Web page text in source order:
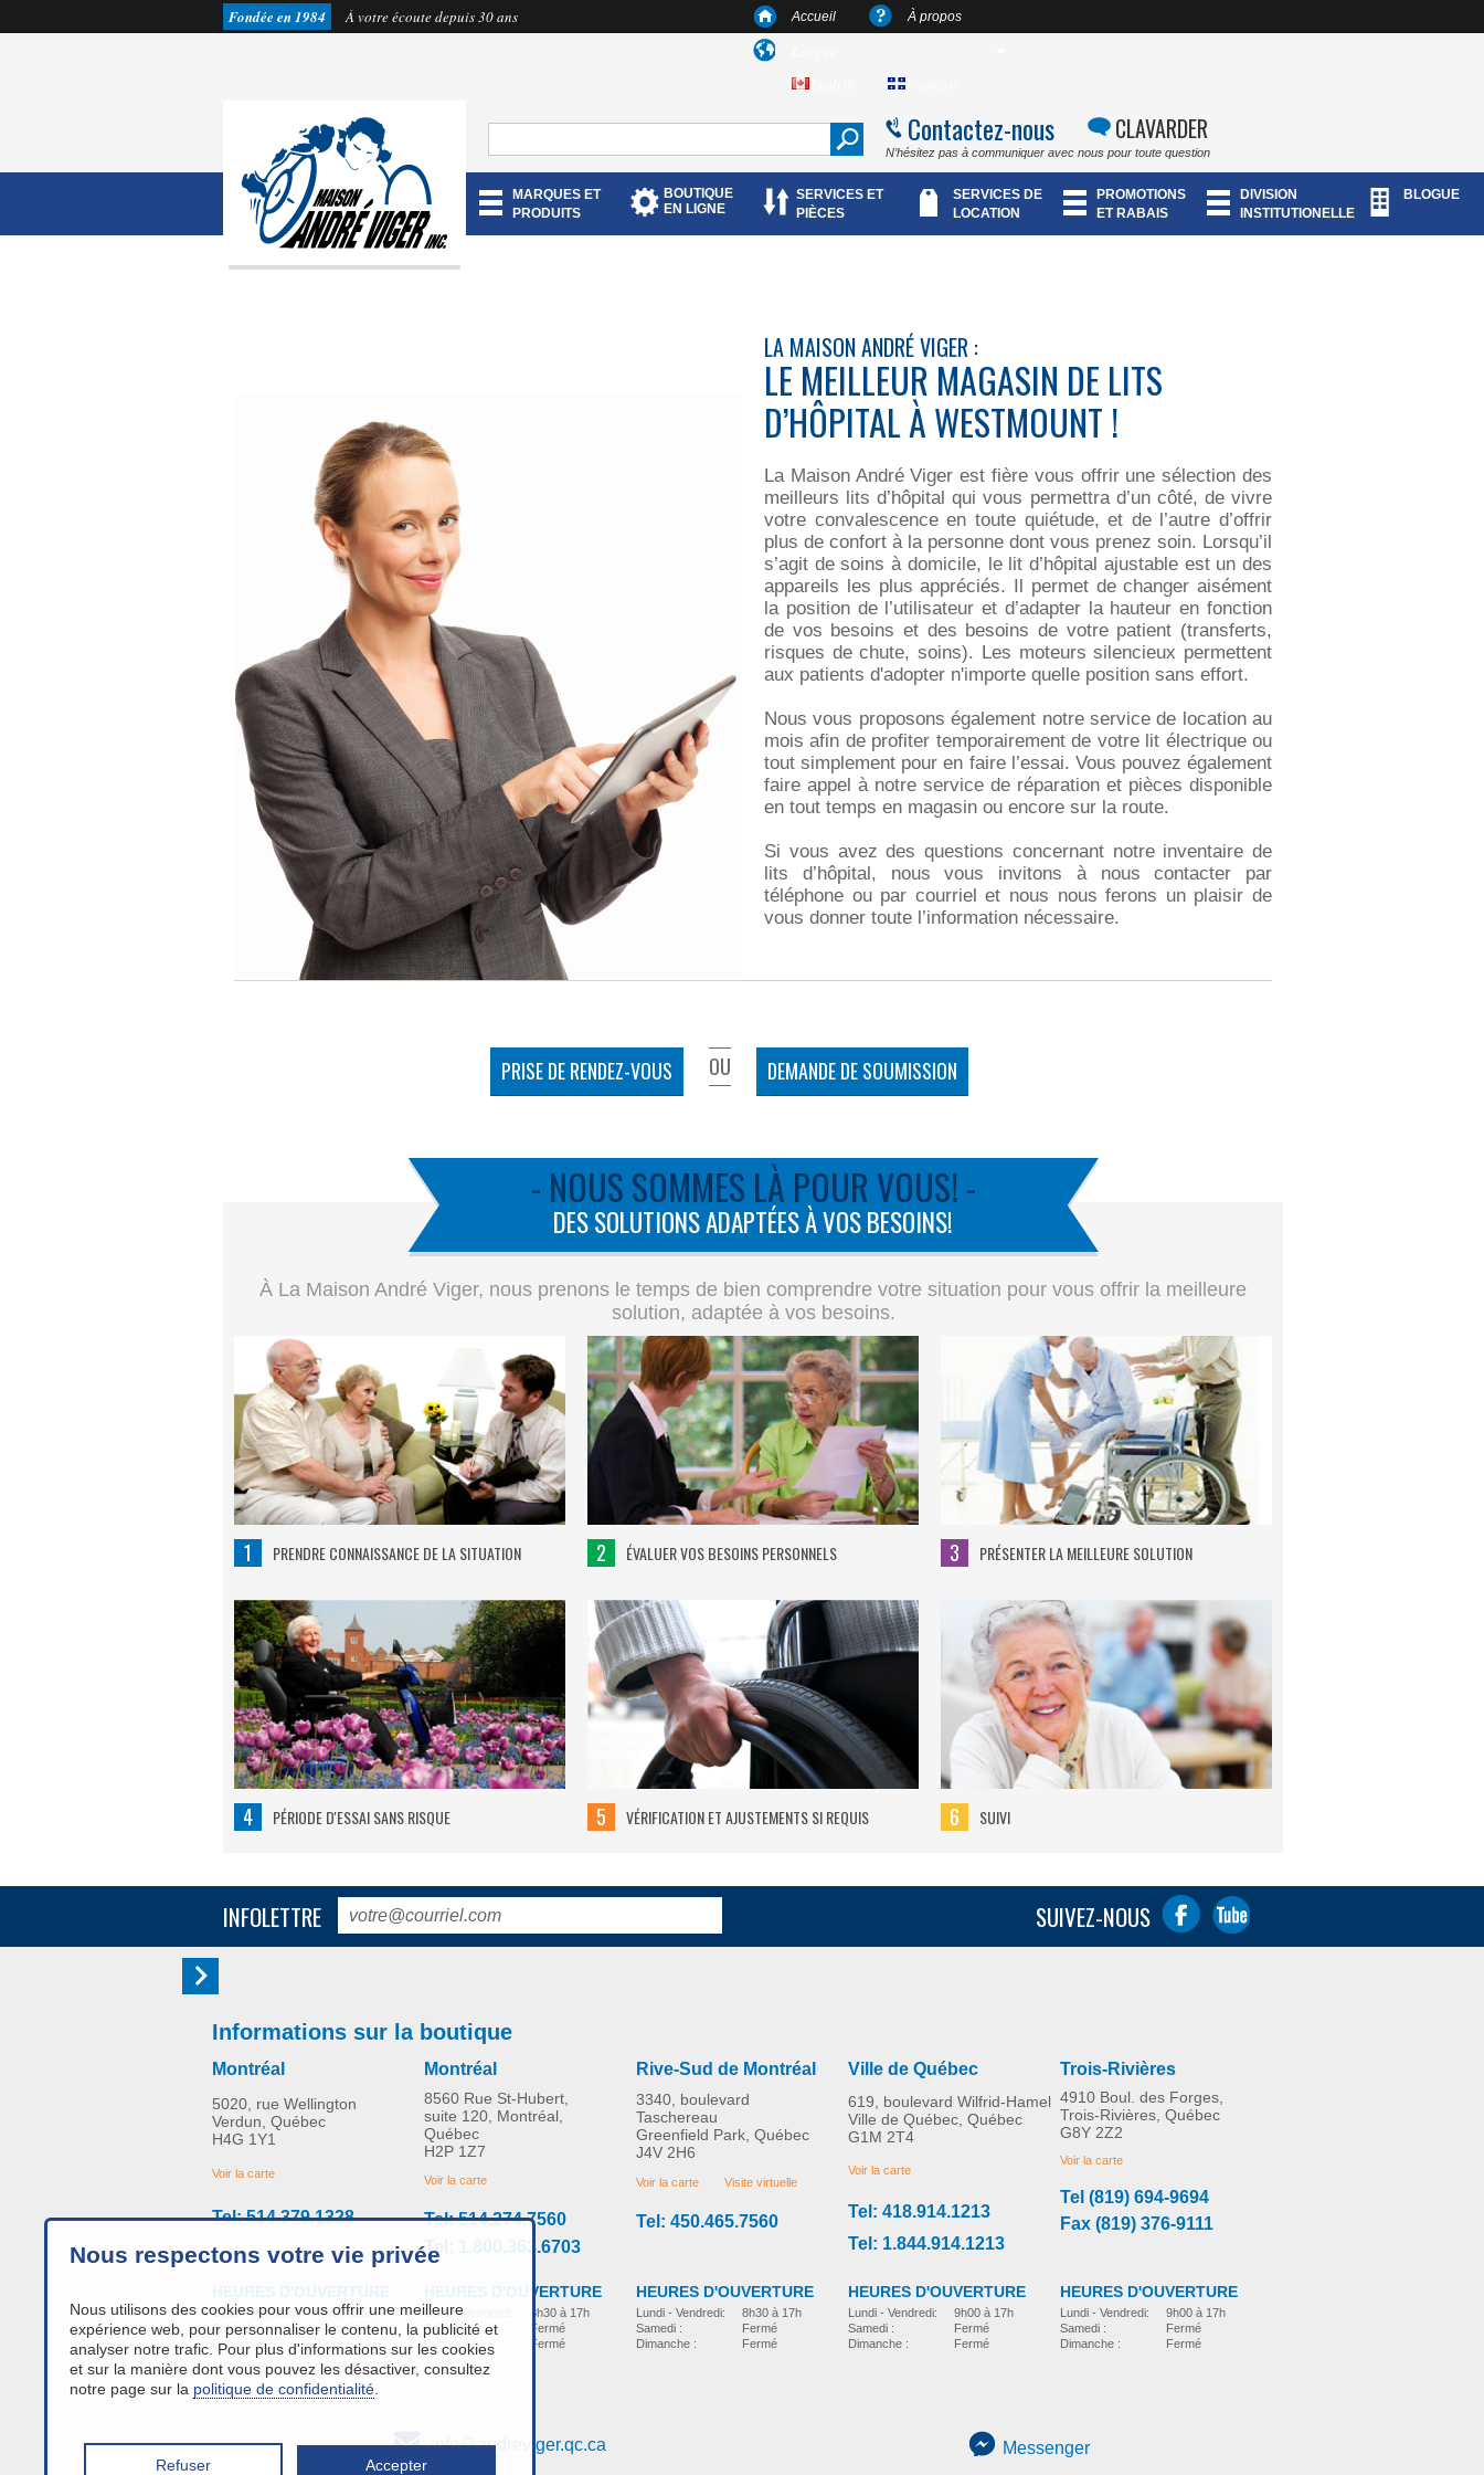
Fondée en 1984 À votre écoute depuis 30 ans Accueil À propos
Contactez-nous CLAVARDER
N’hésitez pas à communiquer avec nous pour toute question
MARQUES ET
PRODUITS
BOUTIQUE
EN LIGNE
SERVICES ET
PIÈCES
SERVICES DE
LOCATION
PROMOTIONS
ET RABAIS
DIVISION
INSTITUTIONELLE
BLOGUE
Nous respectons votre vie privée
Nous utilisons des cookies pour vous offrir une meilleure
expérience web, pour personnaliser le contenu, la publicité et
analyser notre trafic. Pour plus d'informations sur les cookies
et sur la manière dont vous pouvez les désactiver, consultez
notre page sur la politique de confidentialité.
Refuser Accepter
LA MAISON ANDRÉ VIGER :
LE MEILLEUR MAGASIN DE LITS
D’HÔPITAL À WESTMOUNT !
La Maison André Viger est fière vous offrir une sélection des
meilleurs lits d’hôpital qui vous permettra d’un côté, de vivre
votre convalescence en toute quiétude, et de l’autre d’offrir
plus de confort à la personne dont vous prenez soin. Lorsqu’il
s’agit de soins à domicile, le lit d’hôpital ajustable est un des
appareils les plus appréciés. Il permet de changer aisément
la position de l’utilisateur et d’adapter la hauteur en fonction
de vos besoins et des besoins de votre patient (transferts,
risques de chute, soins). Les moteurs silencieux permettent
aux patients d'adopter n'importe quelle position sans effort.
Nous vous proposons également notre service de location au
mois afin de profiter temporairement de votre lit électrique ou
tout simplement pour en faire l’essai. Vous pouvez également
faire appel à notre service de réparation et pièces disponible
en tout temps en magasin ou encore sur la route.
Si vous avez des questions concernant notre inventaire de
lits d’hôpital, nous vous invitons à nous contacter par
téléphone ou par courriel et nous nous ferons un plaisir de
vous donner toute l’information nécessaire.
PRISE DE RENDEZ-VOUS OU DEMANDE DE SOUMISSION
- NOUS SOMMES LÀ POUR VOUS! -
DES SOLUTIONS ADAPTÉES À VOS BESOINS!
À La Maison André Viger, nous prenons le temps de bien comprendre votre situation pour vous offrir la meilleure
solution, adaptée à vos besoins.
1 PRENDRE CONNAISSANCE DE LA SITUATION 2 ÉVALUER VOS BESOINS PERSONNELS 3 PRÉSENTER LA MEILLEURE SOLUTION
4 PÉRIODE D'ESSAI SANS RISQUE 5 VÉRIFICATION ET AJUSTEMENTS SI REQUIS 6 SUIVI
INFOLETTRE SUIVEZ-NOUS
Informations sur la boutique
Montréal
5020, rue Wellington
Verdun, Québec
H4G 1Y1
Voir la carte
Tel: 514.379.1328
Lundi - Vendredi:
Samedi :
Dimanche :
9h00 à 16h
Fermé
Montréal
8560 Rue St-Hubert,
suite 120, Montréal,
Québec
H2P 1Z7
Voir la carte
Tel: 514.274.7560
Tel: 1.800.363.6703
HEURES D'OUVERTURE
Lundi - Vendredi:
Samedi :
Dimanche :
8h30 à 17h
Fermé
Fermé
Rive-Sud de Montréal
3340, boulevard
Taschereau
Greenfield Park, Québec
J4V 2H6
Voir la carte Visite virtuelle
Tel: 450.465.7560
HEURES D'OUVERTURE
Lundi - Vendredi:
Samedi :
Dimanche :
8h30 à 17h
Fermé
Fermé
Ville de Québec
619, boulevard Wilfrid-Hamel
Ville de Québec, Québec
G1M 2T4
Voir la carte
Tel: 418.914.1213
Tel: 1.844.914.1213
HEURES D'OUVERTURE
Lundi - Vendredi:
Samedi :
Dimanche :
9h00 à 17h
Fermé
Fermé
Trois-Rivières
4910 Boul. des Forges,
Trois-Rivières, Québec
G8Y 2Z2
Voir la carte
Tel (819) 694-9694
Fax (819) 376-9111
HEURES D'OUVERTURE
Lundi - Vendredi:
Samedi :
Dimanche :
9h00 à 17h
Fermé
Fermé
info@andreviger.qc.ca Messenger